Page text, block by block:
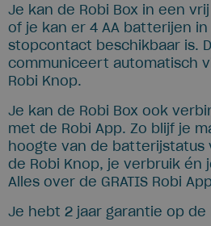
Je kan de Robi Box in een
of je kan er 4 AA batterijen
stopcontact beschikbaar is.
communiceert automatisch
Robi Knop.
Je kan de Robi Box ook
met de Robi App. Zo blijf je
hoogte van de batterijstatus
de Robi Knop, je verbruik én
Alles over de GRATIS Robi
Je hebt 2 jaar garantie op de